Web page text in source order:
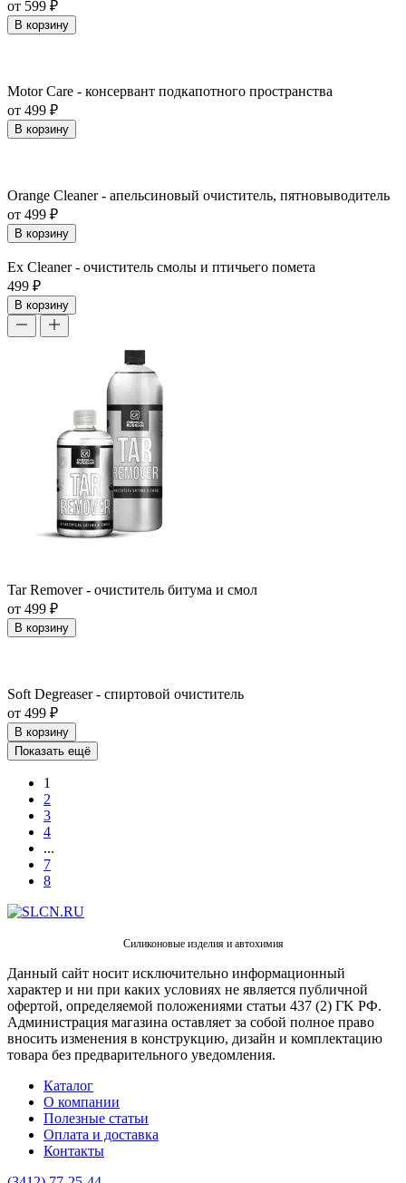
от 599 ₽
В корзину
Motor Care - консервант подкапотного пространства
от 499 ₽
В корзину
Orange Cleaner - апельсиновый очиститель, пятновыводитель
от 499 ₽
В корзину
Ex Cleaner - очиститель смолы и птичьего помета
499 ₽
В корзину
Tar Remover - очиститель битума и смол
от 499 ₽
В корзину
Soft Degreaser - спиртовой очиститель
от 499 ₽
В корзину
Показать ещё
1
2
3
4
...
7
8
Силиконовые изделия и автохимия
Данный сайт носит исключительно информационный
характер и ни при каких условиях не является публичной
офертой, определяемой положениями статьи 437 (2) ГK РФ.
Администрация магазина оставляет за собой полное право
вносить изменения в конструкцию, дизайн и комплектацию
товара без предварительного уведомления.
Каталог
О компании
Полезные статьи
Оплата и доставка
Контакты